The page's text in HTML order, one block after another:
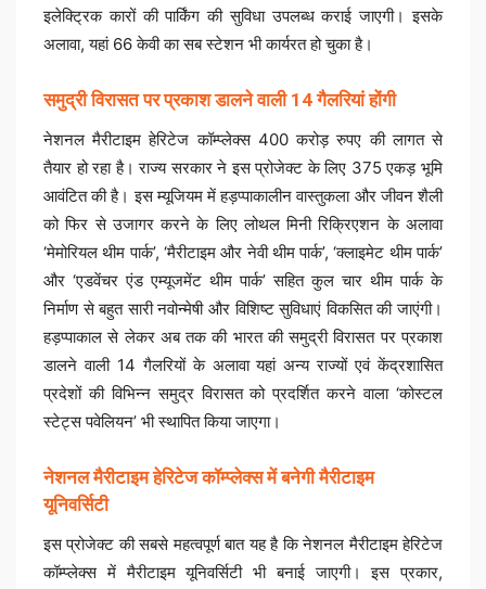
इलेक्ट्रिक कारों की पार्किंग की सुविधा उपलब्ध कराई जाएगी। इसके
अलावा, यहां 66 केवी का सब स्टेशन भी कार्यरत हो चुका है।
समुद्री विरासत पर प्रकाश डालने वाली 14 गैलरियां होंगी
नेशनल मैरीटाइम हेरिटेज कॉम्प्लेक्स 400 करोड़ रुपए की लागत से
तैयार हो रहा है। राज्य सरकार ने इस प्रोजेक्ट के लिए 375 एकड़ भूमि
आवंटित की है। इस म्यूजियम में हड़प्पाकालीन वास्तुकला और जीवन शैली
को फिर से उजागर करने के लिए लोथल मिनी रिक्रिएशन के अलावा
‘मेमोरियल थीम पार्क’, ‘मैरीटाइम और नेवी थीम पार्क’, ‘क्लाइमेट थीम पार्क’
और ‘एडवेंचर एंड एम्यूजमेंट थीम पार्क’ सहित कुल चार थीम पार्क के
निर्माण से बहुत सारी नवोन्मेषी और विशिष्ट सुविधाएं विकसित की जाएंगी।
हड़प्पाकाल से लेकर अब तक की भारत की समुद्री विरासत पर प्रकाश
डालने वाली 14 गैलरियों के अलावा यहां अन्य राज्यों एवं केंद्रशासित
प्रदेशों की विभिन्न समुद्र विरासत को प्रदर्शित करने वाला ‘कोस्टल
स्टेट्स पवेलियन’ भी स्थापित किया जाएगा।
नेशनल मैरीटाइम हेरिटेज कॉम्प्लेक्स में बनेगी मैरीटाइम
यूनिवर्सिटी
इस प्रोजेक्ट की सबसे महत्वपूर्ण बात यह है कि नेशनल मैरीटाइम हेरिटेज
कॉम्प्लेक्स में मैरीटाइम यूनिवर्सिटी भी बनाई जाएगी। इस प्रकार,